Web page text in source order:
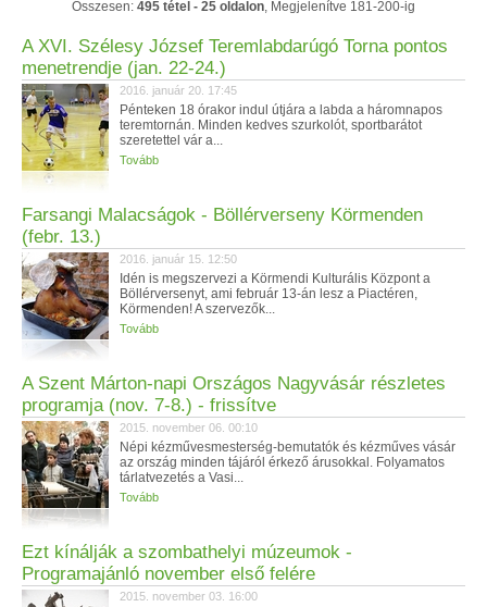
Összesen: 495 tétel - 25 oldalon, Megjelenítve 181-200-ig
A XVI. Szélesy József Teremlabdarúgó Torna pontos
menetrendje (jan. 22-24.)
2016. január 20. 17:45
Pénteken 18 órakor indul útjára a labda a háromnapos
teremtornán. Minden kedves szurkolót, sportbarátot
szeretettel vár a...
Tovább
Farsangi Malacságok - Böllérverseny Körmenden
(febr. 13.)
2016. január 15. 12:50
Idén is megszervezi a Körmendi Kulturális Központ a
Böllérversenyt, ami február 13-án lesz a Piactéren,
Körmenden! A szervezők...
Tovább
A Szent Márton-napi Országos Nagyvásár részletes
programja (nov. 7-8.) - frissítve
2015. november 06. 00:10
Népi kézművesmesterség-bemutatók és kézműves vásár
az ország minden tájáról érkező árusokkal. Folyamatos
tárlatvezetés a Vasi...
Tovább
Ezt kínálják a szombathelyi múzeumok -
Programajánló november első felére
2015. november 03. 16:00